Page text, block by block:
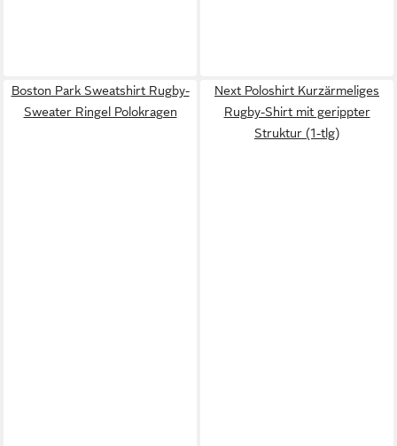
Boston Park Sweatshirt Rugby-
Sweater Ringel Polokragen
Next Poloshirt Kurzärmeliges
Rugby-Shirt mit gerippter
Struktur (1-tlg)